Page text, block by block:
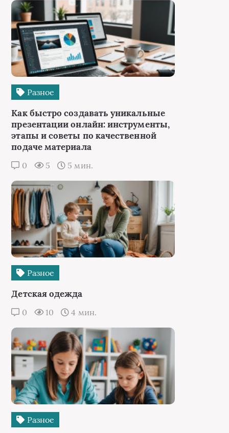
Разное
Как быстро создавать уникальные
презентации онлайн: инструменты,
этапы и советы по качественной
подаче материала
0 5 5 мин.
Разное
Детская одежда
0 10 4 мин.
Разное